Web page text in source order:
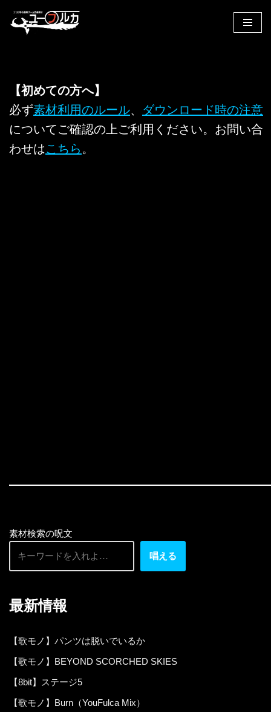
へ
キ
ッ
【初めての方へ】
必ず素材利用のルール、 ダウンロード時の注意
についてご確認の上ご利用ください。お問い合
わせはこちら 。
素材検索の呪文
唱える
最新情報
【歌モノ】パンツは脱いでいるか
【歌モノ】BEYOND SCORCHED SKIES
【8bit】ステージ5
【歌モノ】Burn（YouFulca Mix）